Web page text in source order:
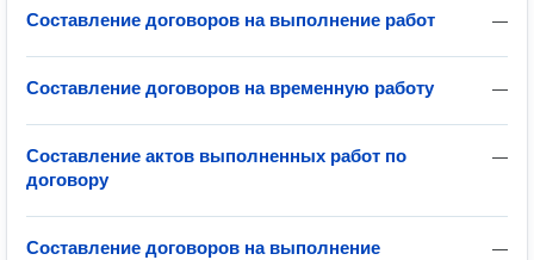
—
Составление договоров на выполнение работ
—
Составление договоров на временную работу
—
Составление актов выполненных работ по
договору
—
Составление договоров на выполнение